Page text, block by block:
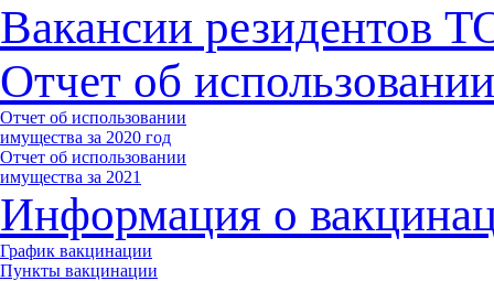
Вакансии резидентов
Отчет об
Отчет об использовании
имущества за 2020 год
Отчет об использовании
имущества за 2021
Информация о
График вакцинации
Пункты вакцинации